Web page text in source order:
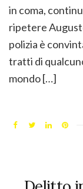
in coma,
ripetere
polizia è
tratti di
mondo […]